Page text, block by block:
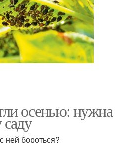
осенью: нужна
ней бороться?